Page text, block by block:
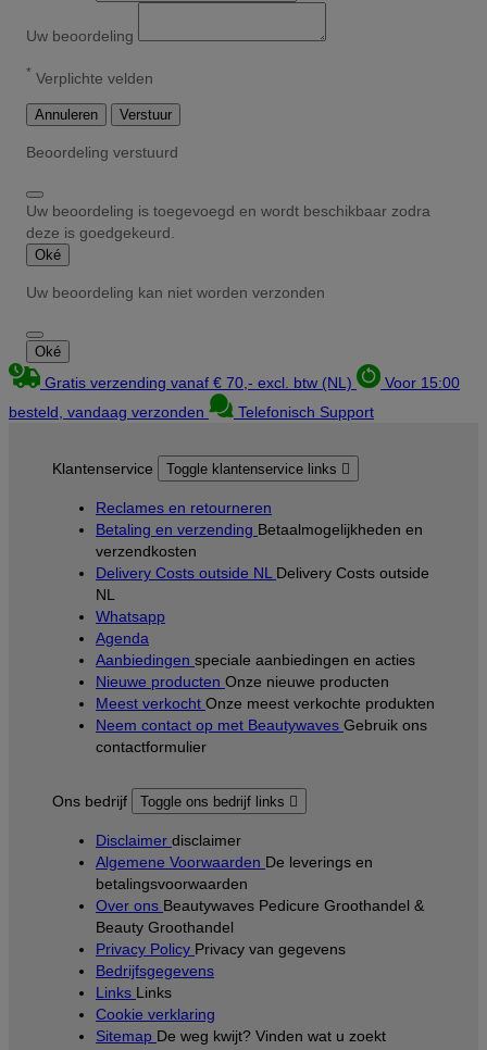
Uw beoordeling
* Verplichte velden
Annuleren Verstuur
Beoordeling verstuurd
Uw beoordeling is toegevoegd en wordt beschikbaar zodra
deze is goedgekeurd.
Oké
Uw beoordeling kan niet worden verzonden
Oké
Gratis verzending vanaf € 70,- excl. btw (NL)
Voor 15:00
besteld, vandaag verzonden
Telefonisch Support
Klantenservice Toggle klantenservice links 
Reclames en retourneren
Betaling en verzending Betaalmogelijkheden en
verzendkosten
Delivery Costs outside NL Delivery Costs outside
NL
Whatsapp
Agenda
Aanbiedingen speciale aanbiedingen en acties
Nieuwe producten Onze nieuwe producten
Meest verkocht Onze meest verkochte produkten
Neem contact op met Beautywaves Gebruik ons
contactformulier
Ons bedrijf Toggle ons bedrijf links 
Disclaimer disclaimer
Algemene Voorwaarden De leverings en
betalingsvoorwaarden
Over ons Beautywaves Pedicure Groothandel &
Beauty Groothandel
Privacy Policy Privacy van gegevens
Bedrijfsgegevens
Links Links
Cookie verklaring
Sitemap De weg kwijt? Vinden wat u zoekt